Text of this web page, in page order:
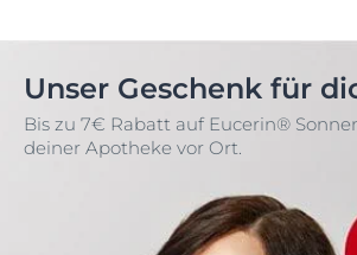
Unser Geschenk für
Bis zu 7€ Rabatt auf Eucerin®
deiner Apotheke vor Ort.